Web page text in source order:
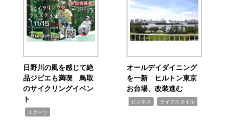
日野川の風を感じて絶
品ジビエも満喫 鳥取
のサイクリングイベン
ト
スポーツ
オールデイダイニング
を一新 ヒルトン東京
お台場、改装進む
ビジネス ライフスタイル